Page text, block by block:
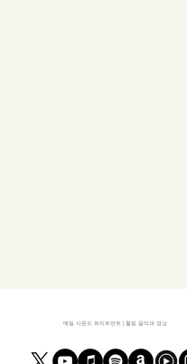
매일 사운드 트리트먼트 | 힐링 음악과 영상